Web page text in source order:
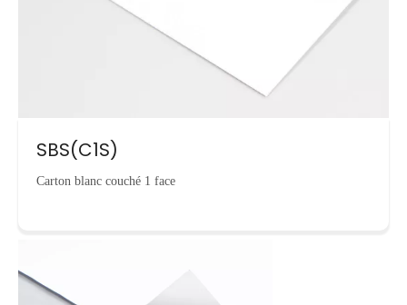
SBS(C1S)
Carton blanc couché 1 face